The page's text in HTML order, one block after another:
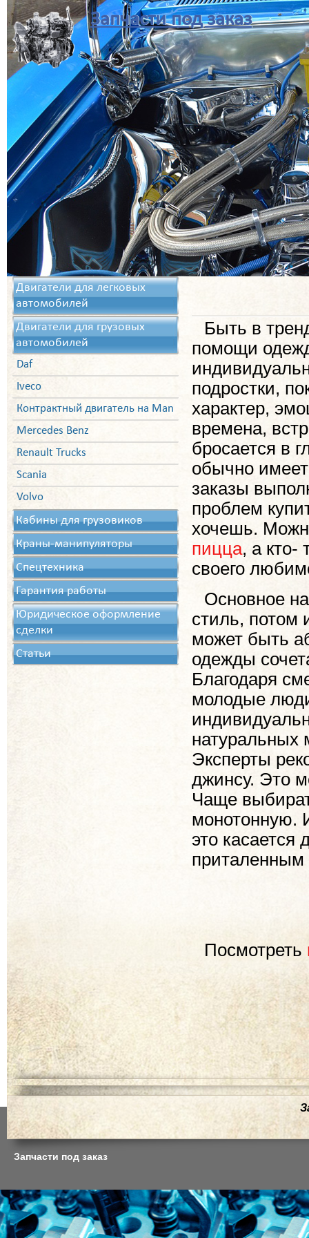
Запчасти под заказ
Двигатели для легковых
автомобилей
Двигатели для грузовых
автомобилей
Daf
Iveco
Контрактный двигатель на Man
Mercedes Benz
Renault Trucks
Scania
Volvo
Кабины для грузовиков
Краны-манипуляторы
Спецтехника
Гарантия работы
Юридическое оформление
сделки
Статьи
Быть в
помощи
подростки,
характер,
времена,
бросается в
обычно
заказы
проблем
хочешь.
пицца, а кто-
своего
Основное
стиль, потом
может быть
одежды
Благодаря
молодые
натуральных
Эксперты
джинсу. Это
Чаще
монотонную.
это касается
Посмотреть
Запчасти под заказ